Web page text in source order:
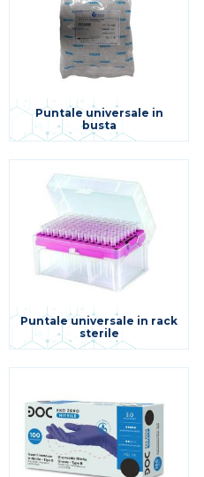
Puntale universale in
busta
Puntale universale in rack
sterile